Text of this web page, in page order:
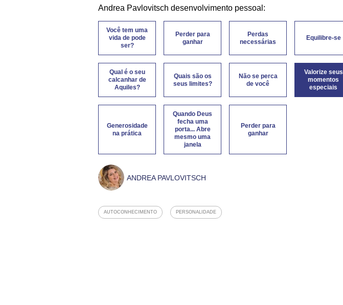
Andrea Pavlovitsch desenvolvimento pessoal:
Você tem uma
vida de pode
ser?
Perder para
ganhar
Perdas
necessárias
Equilibre-se
Qual é o seu
calcanhar de
Aquiles?
Quais são os
seus limites?
Não se perca
de você
Valorize seus
momentos
especiais
Generosidade
na prática
Quando Deus
fecha uma
porta... Abre
mesmo uma
janela
Perder para
ganhar
ANDREA PAVLOVITSCH
AUTOCONHECIMENTO PERSONALIDADE